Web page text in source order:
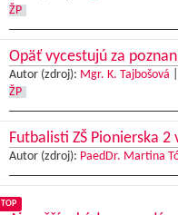
ŽP
Opäť vycestujú za
Autor (zdroj): Mgr. K. Tajbošová
ŽP
Futbalisti ZŠ Pionierska 2
Autor (zdroj): PaedDr. Martina
TOP